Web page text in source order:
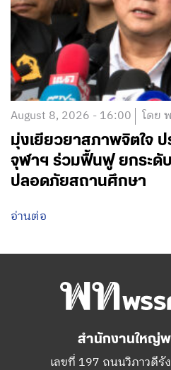
August 8, 2026 - 16:00 โดย
มุ่งเยียวยาสภาพจิตใจ
จุฬาฯ ร่วมฟื้นฟู ยกระดั
ปลอดภัยสถานศึกษา
อ่านต่อ
สำนักงานใหญ่พ
เลขที่ 197 ถนนวิภาวดีรั